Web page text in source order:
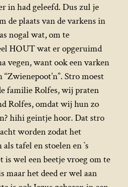
in had geleefd. Dus zul je
de plaats van de varkens in
nogal wat, om te
HOUT wat er opgeruimd
vegen, want ook een varken
“Zwienepoot’n”. Stro moest
familie Rolfes, wij praten
Rolfes, omdat wij hun zo
hihi geintje hoor. Dat stro
worden zodat het
tafel en stoelen en `s
is wel een beetje vroeg om te
maar het deed er wel aan